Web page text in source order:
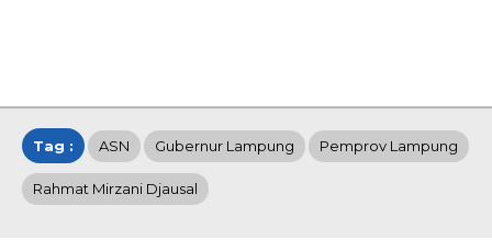
Tag : ASN Gubernur Lampung Pemprov Lampung
Rahmat Mirzani Djausal